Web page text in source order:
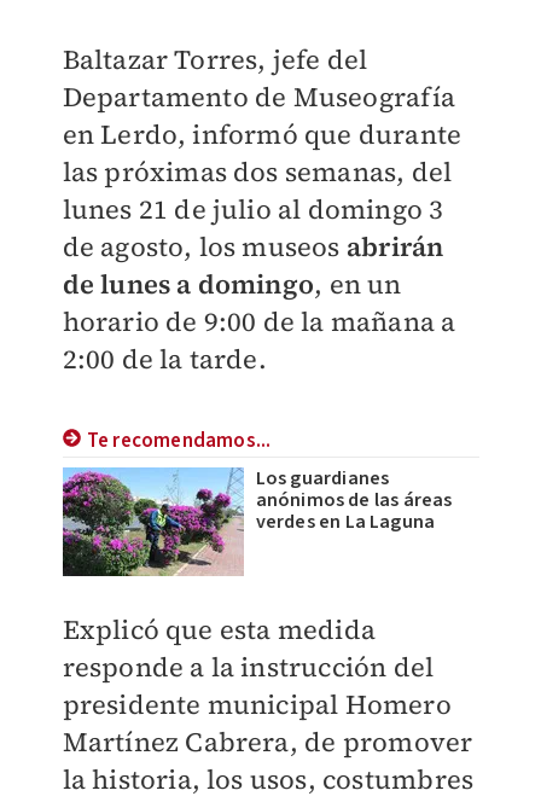
Baltazar Torres, jefe del
Departamento de Museografía
en Lerdo, informó que durante
las próximas dos semanas, del
lunes 21 de julio al domingo 3
de agosto, los museos abrirán
de lunes a domingo, en un
horario de 9:00 de la mañana a
2:00 de la tarde.
Te recomendamos...
Los guardianes
anónimos de las áreas
verdes en La Laguna
Explicó que esta medida
responde a la instrucción del
presidente municipal Homero
Martínez Cabrera, de promover
la historia, los usos, costumbres